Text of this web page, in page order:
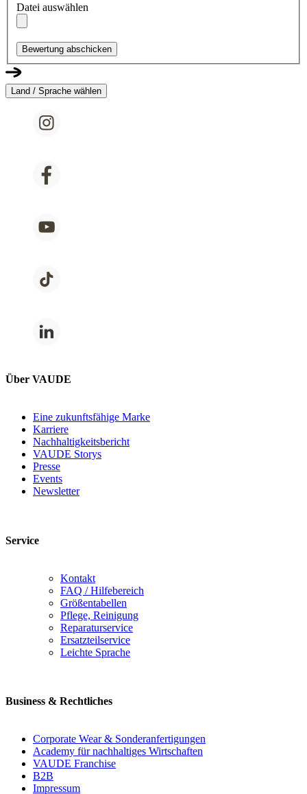
Datei auswählen
Bewertung abschicken
Land / Sprache wählen
Über VAUDE
Eine zukunftsfähige Marke
Karriere
Nachhaltigkeitsbericht
VAUDE Storys
Presse
Events
Newsletter
Service
Kontakt
FAQ / Hilfebereich
Größentabellen
Pflege, Reinigung
Reparaturservice
Ersatzteilservice
Leichte Sprache
Business & Rechtliches
Corporate Wear & Sonderanfertigungen
Academy für nachhaltiges Wirtschaften
VAUDE Franchise
B2B
Impressum